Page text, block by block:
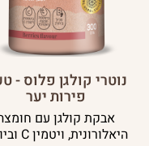
נוטרי קולגן פלוס -
פירות יער
אבקת קולגן עם
היאלורונית, ויטמין C וביוטין